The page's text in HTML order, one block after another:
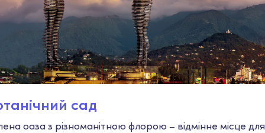
сад
оаза з різноманітною флорою – відмінне місце для